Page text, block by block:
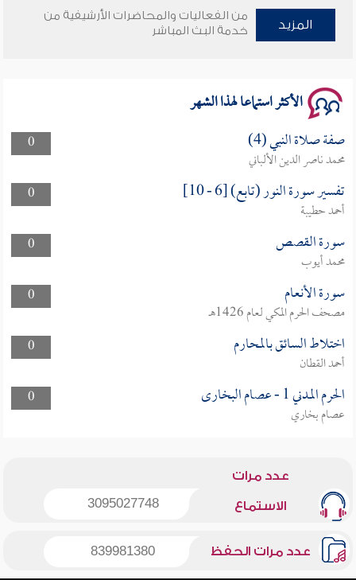
وأمنهم من خوف 9
المزيد
من الفعاليات والمحاضرات الأرشيفية من
خدمة البث المباشر
الأكثر استماعا لهذا الشهر
0 صفة صلاة النبي (4)
محمد ناصر الدين الألباني
0
تفسير سورة النور (تابع) [6 - 10]
أحمد حطيبة
0
سورة القصص
محمد أيوب
0
سورة الأنعام
مصحف الحرم المكي لعام 1426هـ
0
اختلاط السائق بالمحارم
أحمد القطان
0
الحرم المدني 1 - عصام البخارى
عصام بخاري
عدد مرات
الاستماع 3095027748
عدد مرات الحفظ 839981380